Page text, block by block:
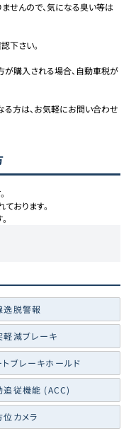
せんので、気になる臭い等は
下さい。
購入される場合、自動車税が
る方は、お気軽にお問い合わせ
おります。
逸脱警報
軽減ブレーキ
トブレーキホールド
追従機能 (ACC)
位カメラ